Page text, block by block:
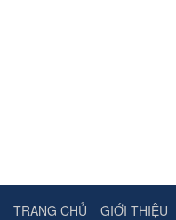
TRANG CHỦ GIỚI THIỆU